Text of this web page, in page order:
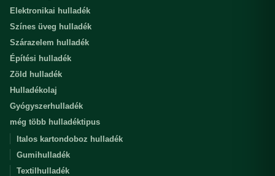
Elektronikai hulladék
Színes üveg hulladék
Szárazelem hulladék
Építési hulladék
Zöld hulladék
Hulladékolaj
Gyógyszerhulladék
még több hulladéktipus
Italos kartondoboz hulladék
Gumihulladék
Textilhulladék